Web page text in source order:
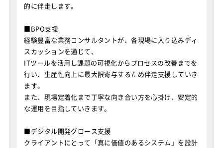
的に伴走します。
■BPO支援
経験豊富な業務コンサルタントが、各現場に入り込みディ
スカッションを通じて、
ITツールを活用し課題の可視化からプロセスの改善までを
行い、生産性向上に最大限寄与するため伴走支援していき
ます。
また、現場定着化まで丁寧な向き合い方を心掛け、安定的
な運用を目指していきます。
■デジタル開発グロース支援
クライアントにとって「真に価値のあるシステム」を設計